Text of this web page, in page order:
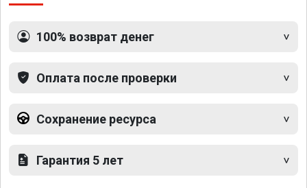
100% возврат денег
Оплата после проверки
Сохранение ресурса
Гарантия 5 лет